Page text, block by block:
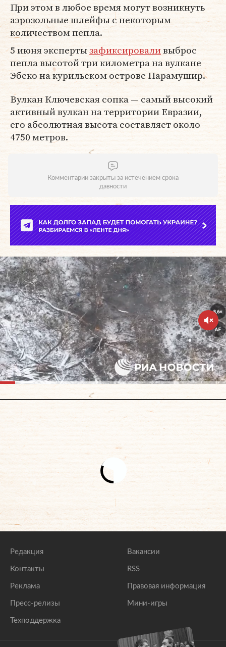
При этом в любое время могут возникнуть
аэрозольные шлейфы с некоторым
количеством пепла.
5 июня экспертызафиксироваливыброс
пепла высотой три километра на вулкане
Эбеко на курильском острове Парамушир.
Вулкан Ключевская сопка — самый высокий
активный вулкан на территории Евразии,
его абсолютная высота составляет около
4750 метров.
Комментарии закрыты за истечением срока
давности
Редакция
Контакты
Реклама
Пресс-релизы
Техподдержка
Вакансии
RSS
Правовая информация
Мини-игры